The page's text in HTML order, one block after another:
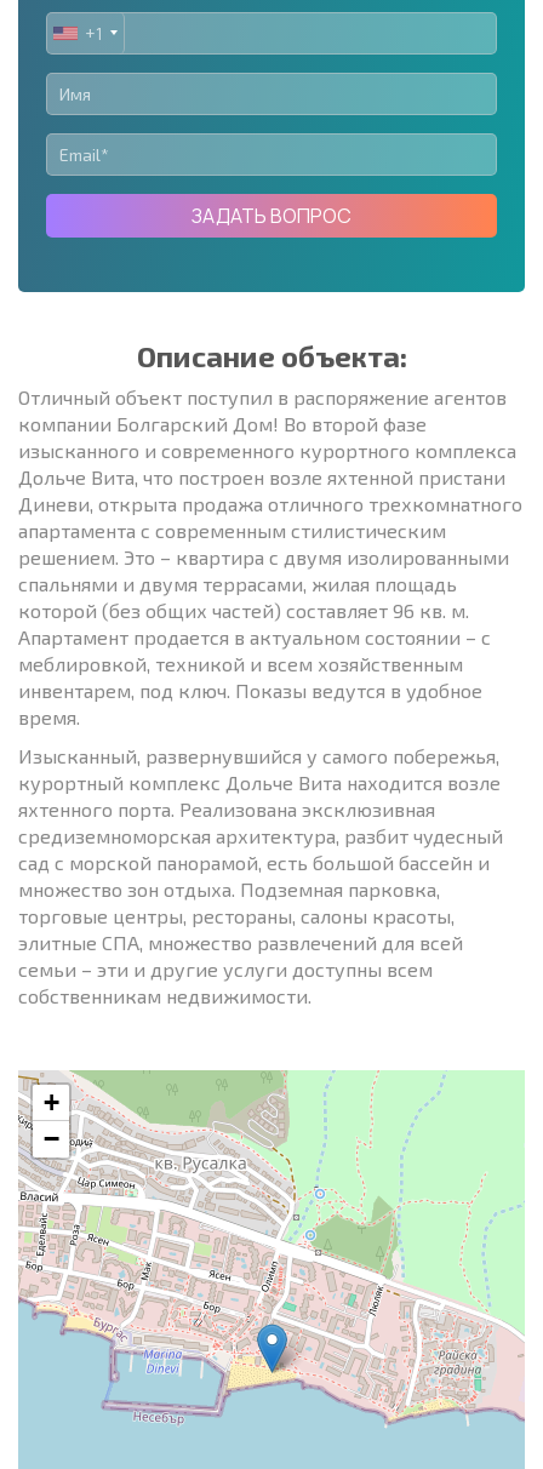
UNITED
STATES
+1
+1
ЗАДАТЬ ВОПРОС
Описание объекта:
Отличный объект поступил в распоряжение агентов
компании Болгарский Дом! Во второй фазе
изысканного и современного курортного комплекса
Дольче Вита, что построен возле яхтенной пристани
Диневи, открыта продажа отличного трехкомнатного
апартамента с современным стилистическим
решением. Это – квартира с двумя изолированными
спальнями и двумя террасами, жилая площадь
которой (без общих частей) составляет 96 кв. м.
Апартамент продается в актуальном состоянии – с
меблировкой, техникой и всем хозяйственным
инвентарем, под ключ. Показы ведутся в удобное
время.
Изысканный, развернувшийся у самого побережья,
курортный комплекс Дольче Вита находится возле
яхтенного порта. Реализована эксклюзивная
средиземноморская архитектура, разбит чудесный
сад с морской панорамой, есть большой бассейн и
множество зон отдыха. Подземная парковка,
торговые центры, рестораны, салоны красоты,
элитные СПА, множество развлечений для всей
семьи – эти и другие услуги доступны всем
собственникам недвижимости.
+
−